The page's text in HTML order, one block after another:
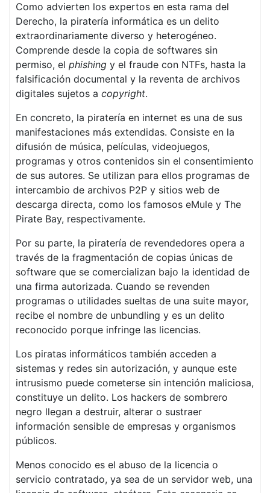
Como advierten los expertos en esta rama del
Derecho, la piratería informática es un delito
extraordinariamente diverso y heterogéneo.
Comprende desde la copia de softwares sin
permiso, el phishing y el fraude con NTFs, hasta la
falsificación documental y la reventa de archivos
digitales sujetos a copyright.
En concreto, la piratería en internet es una de sus
manifestaciones más extendidas. Consiste en la
difusión de música, películas, videojuegos,
programas y otros contenidos sin el consentimiento
de sus autores. Se utilizan para ellos programas de
intercambio de archivos P2P y sitios web de
descarga directa, como los famosos eMule y The
Pirate Bay, respectivamente.
Por su parte, la piratería de revendedores opera a
través de la fragmentación de copias únicas de
software que se comercializan bajo la identidad de
una firma autorizada. Cuando se revenden
programas o utilidades sueltas de una suite mayor,
recibe el nombre de unbundling y es un delito
reconocido porque infringe las licencias.
Los piratas informáticos también acceden a
sistemas y redes sin autorización, y aunque este
intrusismo puede cometerse sin intención maliciosa,
constituye un delito. Los hackers de sombrero
negro llegan a destruir, alterar o sustraer
información sensible de empresas y organismos
públicos.
Menos conocido es el abuso de la licencia o
servicio contratado, ya sea de un servidor web, una